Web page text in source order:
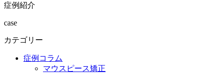
症例紹介
case
カテゴリー
症例コラム
マウスピース矯正